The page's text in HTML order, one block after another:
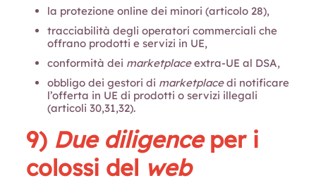
la protezione online dei minori (articolo 28),
tracciabilità degli operatori commerciali che
offrano prodotti e servizi in UE,
conformità dei marketplaceextra-UE al DSA,
obbligo dei gestori di marketplacedi notificare
l’offerta in UE di prodotti o servizi illegali
(articoli 30,31,32).
9) Due diligence per i
colossi del web